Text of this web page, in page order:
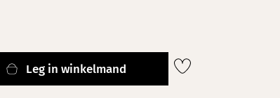
Leg in winkelmand